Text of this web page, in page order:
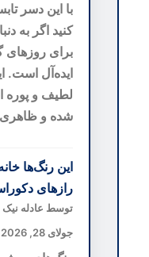
از
ایدههای
اولیه؛
نسخهای
تازه
از
کهنهسرباز
کهکشانی
با این دسر
کنید اگر به
برای روزهای
ایده‌آل است.
لطیف و پوره
شده و
دسر
لایه‌ای
انبه؛
خوشمزه‌ترین
این رنگ‌ها
رازهای
توسط عادله نیک
جولای 28, 2026